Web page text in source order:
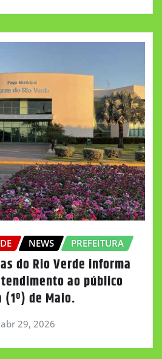
NEWS PREFEITURA
do Rio Verde informa
ao público
de Maio.
abr 29, 2026